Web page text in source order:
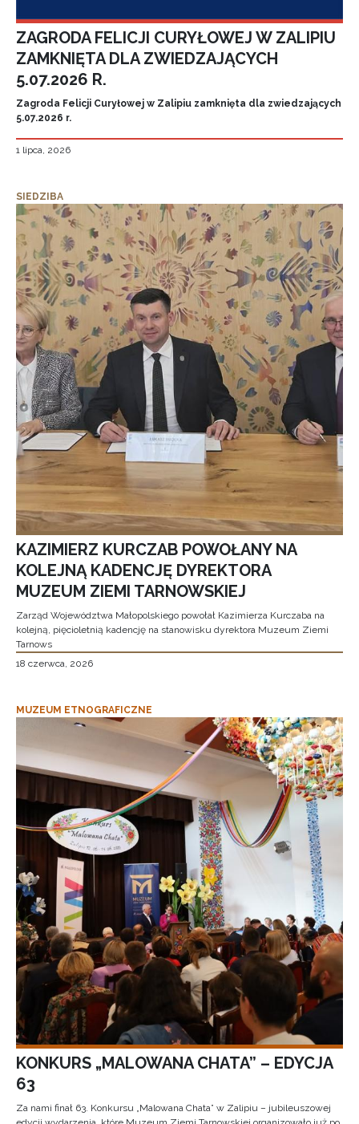
ZAGRODA FELICJI CURYŁOWEJ W ZALIPIU
ZAMKNIĘTA DLA ZWIEDZAJĄCYCH
5.07.2026 R.
Zagroda Felicji Curyłowej w Zalipiu zamknięta dla zwiedzających
5.07.2026 r.
1 lipca, 2026
SIEDZIBA
KAZIMIERZ KURCZAB POWOŁANY NA
KOLEJNĄ KADENCJĘ DYREKTORA
MUZEUM ZIEMI TARNOWSKIEJ
Zarząd Województwa Małopolskiego powołał Kazimierza Kurczaba na
kolejną, pięcioletnią kadencję na stanowisku dyrektora Muzeum Ziemi
Tarnows
18 czerwca, 2026
MUZEUM ETNOGRAFICZNE
KONKURS „MALOWANA CHATA” – EDYCJA
63
Za nami finał 63. Konkursu „Malowana Chata” w Zalipiu – jubileuszowej